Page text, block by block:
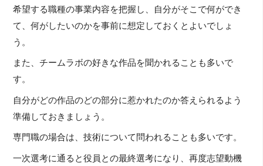
希望する職種の事業内容を把握し、自分がそこで何ができ
て、何がしたいのかを事前に想定しておくとよいでしょ
う。
また、チームラボの好きな作品を聞かれることも多いで
す。
自分がどの作品のどの部分に惹かれたのか答えられるよう
準備しておきましょう。
専門職の場合は、技術について問われることも多いです。
一次選考に通ると役員との最終選考になり、再度志望動機